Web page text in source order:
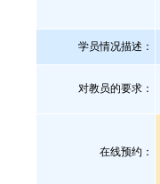
学员情况描述：
对教员的要求：
在线预约：